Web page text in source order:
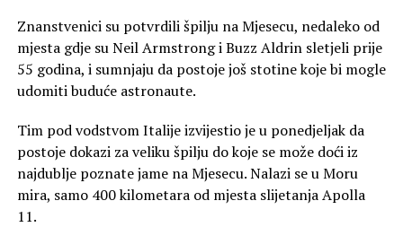
Znanstvenici su potvrdili špilju na Mjesecu, nedaleko od
mjesta gdje su Neil Armstrong i Buzz Aldrin sletjeli prije
55 godina, i sumnjaju da postoje još stotine koje bi mogle
udomiti buduće astronaute.
Tim pod vodstvom Italije izvijestio je u ponedjeljak da
postoje dokazi za veliku špilju do koje se može doći iz
najdublje poznate jame na Mjesecu. Nalazi se u Moru
mira, samo 400 kilometara od mjesta slijetanja Apolla
11.